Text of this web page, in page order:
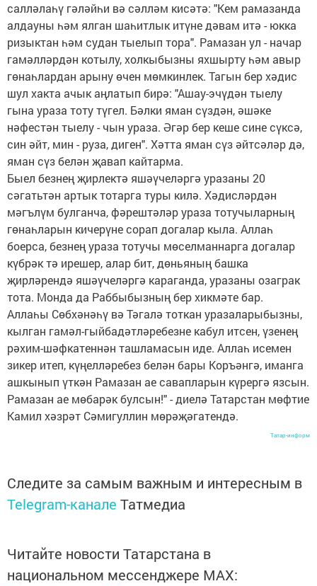
салләлаһү гәләйһи вә сәлләм кисәтә: "Кем рамазанда
алдауны һәм ялган шаһитлык итүне дәвам итә - юкка
ризыктан һәм судан тыелып тора". Рамазан ул - начар
гамәлләрдән котылу, холкыбызны яхшырту һәм авыр
гөнаһлардан арыну өчен мөмкинлек. Тагын бер хәдис
шул хакта ачык аңлатып бирә: "Ашау-эчүдән тыелу
гына ураза тоту түгел. Бәлки яман сүздән, әшәке
нәфестән тыелу - чын ураза. Әгәр бер кеше сине сүксә,
син әйт, мин - руза, диген". Хәтта яман сүз әйтсәләр дә,
яман сүз белән җавап кайтарма.
Быел безнең җирлектә яшәүчеләргә уразаны 20
сәгатьтән артык тотарга туры килә. Хәдисләрдән
мәгълүм булганча, фәрештәләр ураза тотучыларның
гөнаһларын кичерүне сорап догалар кыла. Аллаһ
боерса, безнең ураза тотучы мөселманнарга догалар
күбрәк тә ирешер, алар бит, дөньяның башка
җирләрендә яшәүчеләргә караганда, уразаны озаграк
тота. Монда да Раббыбызның бер хикмәте бар.
Аллаһы Сөбхәнәһү вә Тәгалә тоткан уразаларыбызны,
кылган гамәл-гыйбадәтләребезне кабул итсен, үзенең
рәхим-шәфкатеннән ташламасын иде. Аллаһ исемен
зикер итеп, күңелләребез белән бары Коръәнгә, иманга
ашкынып үткән Рамазан ае савапларын күрергә язсын.
Рамазан ае мөбарәк булсын!" - диелә Татарстан мөфтие
Камил хәзрәт Сәмигуллин мөрәҗәгатендә.
Татар-информ
Следите за самым важным и интересным в
Telegram-канале Татмедиа
Читайте новости Татарстана в
национальном мессенджере MАХ: